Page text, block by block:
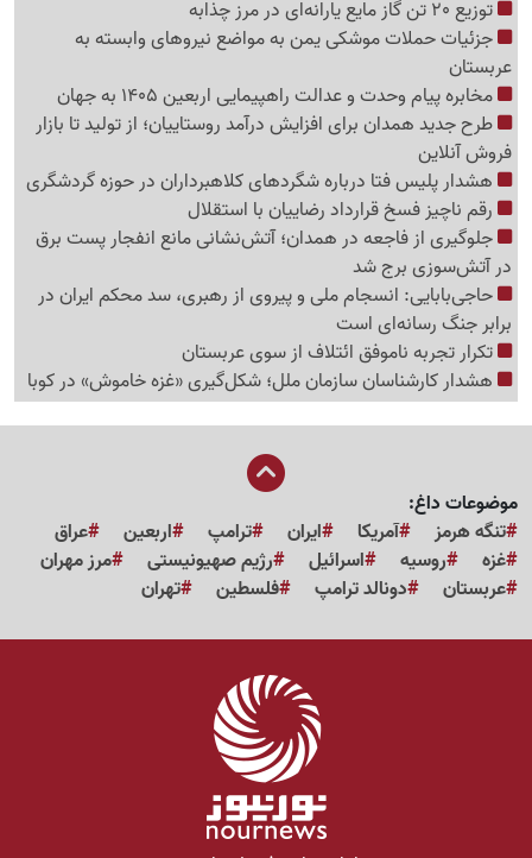
توزیع 20 تن گاز مایع یارانه‌ای در مرز چذابه
جزئیات حملات موشکی یمن به مواضع نیروهای وابسته به
عربستان
مخابره پیام وحدت و عدالت راهپیمایی اربعین 1405 به جهان
طرح جدید همدان برای افزایش درآمد روستاییان؛ از تولید تا بازار
فروش آنلاین
هشدار پلیس فتا درباره شگردهای کلاهبرداران در حوزه گردشگری
رقم ناچیز فسخ قرارداد رضاییان با استقلال
جلوگیری از فاجعه در همدان؛ آتش‌نشانی مانع انفجار پست برق
در آتش‌سوزی برج شد
حاجی‌بابایی: انسجام ملی و پیروی از رهبری، سد محکم ایران در
برابر جنگ رسانه‌ای است
تکرار تجربه ناموفق ائتلاف از سوی عربستان
هشدار کارشناسان سازمان ملل؛ شکل‌گیری «غزه‌ خاموش» در کوبا
موضوعات داغ:
تنگه هرمز
آمریکا ایران ترامپ اربعین
عراق
غزه
روسیه اسرائیل رژیم صهیونیستی
مرز مهران
عربستان
دونالد ترامپ فلسطین تهران